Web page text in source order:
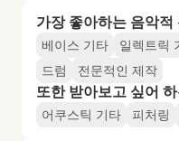
가장 좋아하는 음악적
베이스 기타 일렉트릭
드럼
전문적인 제작
또한 받아보고 싶어
어쿠스틱 기타 피처링